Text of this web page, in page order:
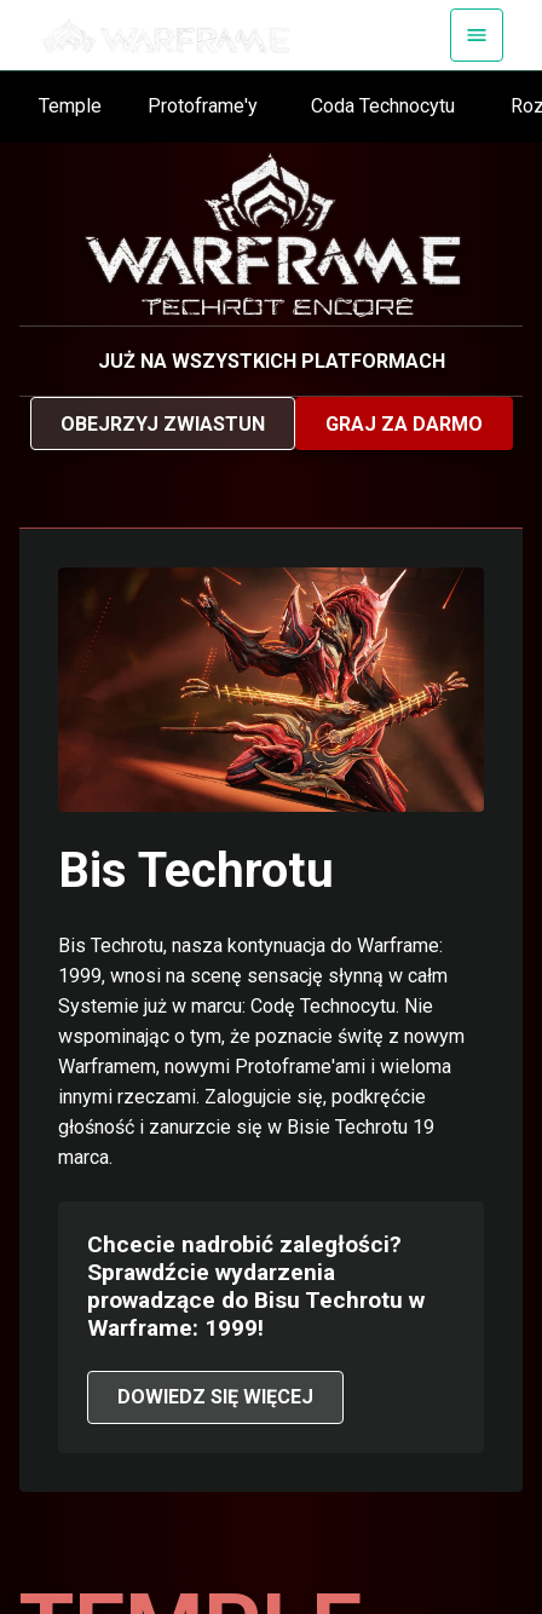
Temple Protoframe'y Coda Technocytu
JUŻ NA WSZYSTKICH PLATFORMACH
OBEJRZYJ ZWIASTUN GRAJ ZA DARMO
Bis Techrotu
Bis Techrotu, nasza kontynuacja do Warframe:
1999, wnosi na scenę sensację słynną w całm
Systemie już w marcu: Codę Technocytu. Nie
wspominając o tym, że poznacie świtę z nowym
Warframem, nowymi Protoframe'ami i wieloma
innymi rzeczami. Zalogujcie się, podkręćcie
głośność i zanurzcie się w Bisie Techrotu 19
marca.
Chcecie nadrobić zaległości?
Sprawdźcie wydarzenia
prowadzące do Bisu Techrotu w
Warframe: 1999!
DOWIEDZ SIĘ WIĘCEJ